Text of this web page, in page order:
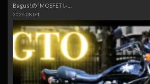
Bagus!の“MOSFETレ…
2026.08.04